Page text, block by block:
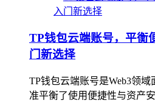
TP钱包云端账号，平衡
门新选择
TP钱包云端账号是Web3领
准平衡了使用便捷性与资产